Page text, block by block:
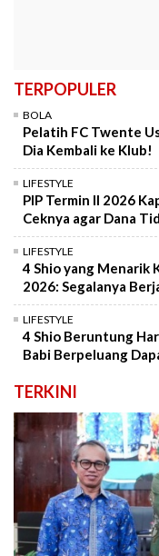
TERPOPULER
BOLA
Pelatih FC Twente
Dia Kembali ke Klub!
LIFESTYLE
PIP Termin II 2026
Ceknya agar Dana
LIFESTYLE
4 Shio yang Menarik
2026: Segalanya
LIFESTYLE
4 Shio Beruntung
Babi Berpeluang
TERKINI